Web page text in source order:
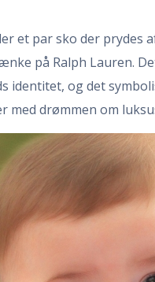
et par sko der prydes
på Ralph Lauren.
identitet, og det
med drømmen om